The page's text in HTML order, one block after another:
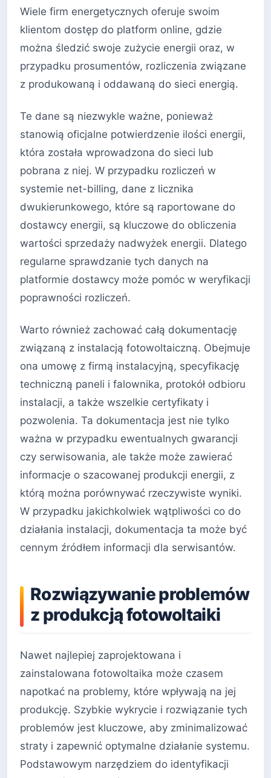
Wiele firm energetycznych oferuje swoim
klientom dostęp do platform online, gdzie
można śledzić swoje zużycie energii oraz, w
przypadku prosumentów, rozliczenia związane
z produkowaną i oddawaną do sieci energią.
Te dane są niezwykle ważne, ponieważ
stanowią oficjalne potwierdzenie ilości energii,
która została wprowadzona do sieci lub
pobrana z niej. W przypadku rozliczeń w
systemie net-billing, dane z licznika
dwukierunkowego, które są raportowane do
dostawcy energii, są kluczowe do obliczenia
wartości sprzedaży nadwyżek energii. Dlatego
regularne sprawdzanie tych danych na
platformie dostawcy może pomóc w weryfikacji
poprawności rozliczeń.
Warto również zachować całą dokumentację
związaną z instalacją fotowoltaiczną. Obejmuje
ona umowę z firmą instalacyjną, specyfikację
techniczną paneli i falownika, protokół odbioru
instalacji, a także wszelkie certyfikaty i
pozwolenia. Ta dokumentacja jest nie tylko
ważna w przypadku ewentualnych gwarancji
czy serwisowania, ale także może zawierać
informacje o szacowanej produkcji energii, z
którą można porównywać rzeczywiste wyniki.
W przypadku jakichkolwiek wątpliwości co do
działania instalacji, dokumentacja ta może być
cennym źródłem informacji dla serwisantów.
Rozwiązywanie problemów
z produkcją fotowoltaiki
Nawet najlepiej zaprojektowana i
zainstalowana fotowoltaika może czasem
napotkać na problemy, które wpływają na jej
produkcję. Szybkie wykrycie i rozwiązanie tych
problemów jest kluczowe, aby zminimalizować
straty i zapewnić optymalne działanie systemu.
Podstawowym narzędziem do identyfikacji